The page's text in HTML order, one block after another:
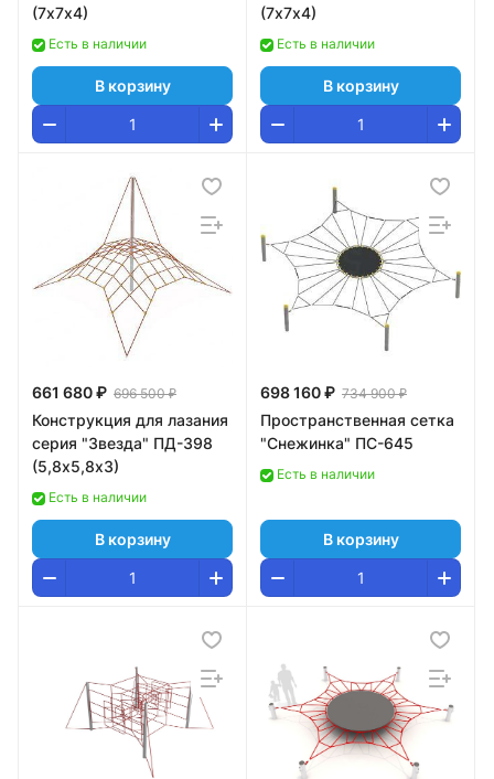
(7х7х4)
Есть в наличии
В корзину
(7х7х4)
Есть в наличии
В корзину
661 680 ₽ 696 500 ₽
Конструкция для лазания
серия "Звезда" ПД-398
(5,8х5,8х3)
Есть в наличии
В корзину
698 160 ₽ 734 900 ₽
Пространственная сетка
"Снежинка" ПС-645
Есть в наличии
В корзину